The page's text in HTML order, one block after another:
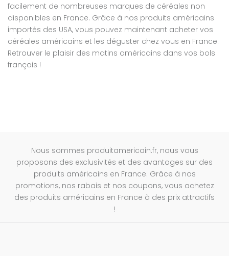
facilement de nombreuses marques de céréales non
disponibles en France. Grâce à nos produits américains
importés des USA, vous pouvez maintenant acheter vos
céréales américains et les déguster chez vous en France.
Retrouver le plaisir des matins américains dans vos bols
français !
Nous sommes produitamericain.fr, nous vous
proposons des exclusivités et des avantages sur des
produits américains en France. Grâce à nos
promotions, nos rabais et nos coupons, vous achetez
des produits américains en France à des prix attractifs
!